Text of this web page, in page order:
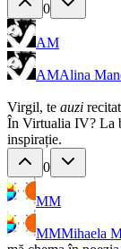
0
AM
AMAlina
Virgil, te auzi
În Virtualia IV? La
inspirație.
0
MM
MMMihaela